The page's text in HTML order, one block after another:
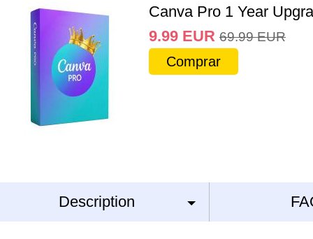
Canva Pro 1 Year
9.99 EUR 69.99 EUR
Comprar
Description